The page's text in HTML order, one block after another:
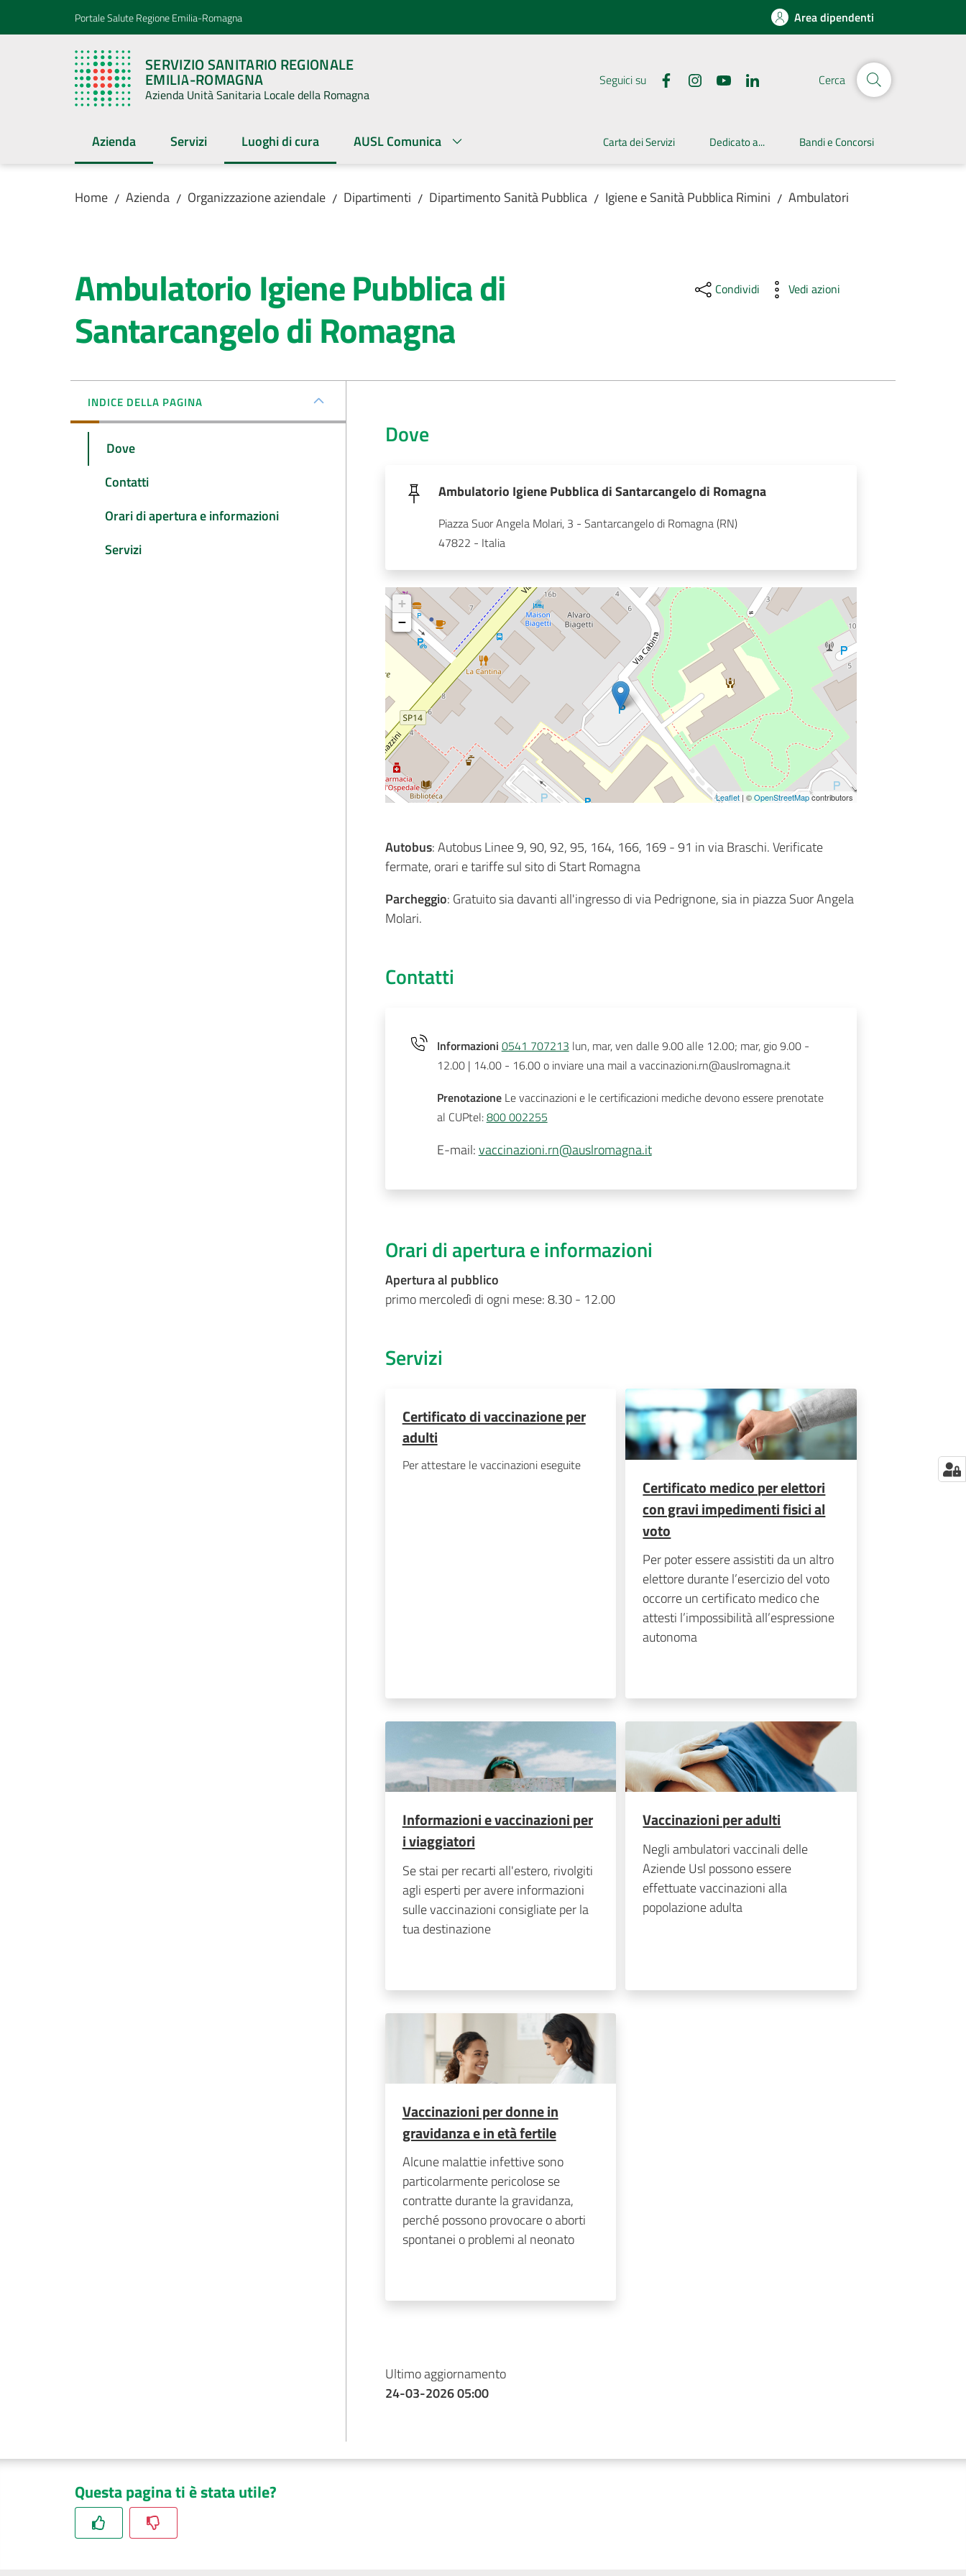
Vai al contenuto
Vai alla navigazionePortale Salute Regione Emilia-Romagna Area dipendenti
SERVIZIO SANITARIO REGIONALE
EMILIA-ROMAGNA
Azienda Unità Sanitaria Locale della Romagna
Seguici su Cerca
Azienda
Menu selezionatoServizi Luoghi di cura
Menu selezionato AUSL Comunica Carta dei Servizi Dedicato a... Bandi e Concorsi
Home / Azienda / Organizzazione aziendale / Dipartimenti / Dipartimento Sanità Pubblica / Igiene e Sanità Pubblica Rimini / Ambulatori
Ambulatorio Igiene Pubblica di
Santarcangelo di Romagna
Condividi Vedi azioni
INDICE DELLA PAGINA
Dove
Contatti
Orari di apertura e informazioni
Servizi
Dove
Ambulatorio Igiene Pubblica di Santarcangelo di Romagna
Piazza Suor Angela Molari, 3 - Santarcangelo di Romagna (RN)
47822 - Italia
+
−
Leaflet| ©OpenStreetMapcontributors
Autobus: Autobus Linee 9, 90, 92, 95, 164, 166, 169 - 91 in via Braschi. Verificate
fermate, orari e tariffe sul sito di Start Romagna
Parcheggio: Gratuito sia davanti all'ingresso di via Pedrignone, sia in piazza Suor Angela
Molari.
Contatti
Informazioni 0541 707213 lun, mar, ven dalle 9.00 alle 12.00; mar, gio 9.00 -
12.00 | 14.00 - 16.00 o inviare una mail a vaccinazioni.rn@auslromagna.it
PrenotazioneLe vaccinazioni e le certificazioni mediche devono essere prenotate
al CUPtel:800 002255
E-mail:vaccinazioni.rn@auslromagna.it
Orari di apertura e informazioni
Apertura al pubblico
primo mercoledì di ogni mese: 8.30 - 12.00
Servizi
Certificato di vaccinazione per
adulti
Per attestare le vaccinazioni eseguite
Certificato medico per elettori
con gravi impedimenti fisici al
voto
Per poter essere assistiti da un altro
elettore durante l’esercizio del voto
occorre un certificato medico che
attesti l’impossibilità all’espressione
autonoma
Informazioni e vaccinazioni per
i viaggiatori
Se stai per recarti all'estero, rivolgiti
agli esperti per avere informazioni
sulle vaccinazioni consigliate per la
tua destinazione
Vaccinazioni per adulti
Negli ambulatori vaccinali delle
Aziende Usl possono essere
effettuate vaccinazioni alla
popolazione adulta
Vaccinazioni per donne in
gravidanza e in età fertile
Alcune malattie infettive sono
particolarmente pericolose se
contratte durante la gravidanza,
perché possono provocare o aborti
spontanei o problemi al neonato
Ultimo aggiornamento
24-03-2026 05:00
Questa pagina ti è stata utile?